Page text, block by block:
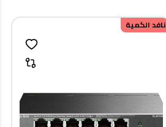
نافد الكمية